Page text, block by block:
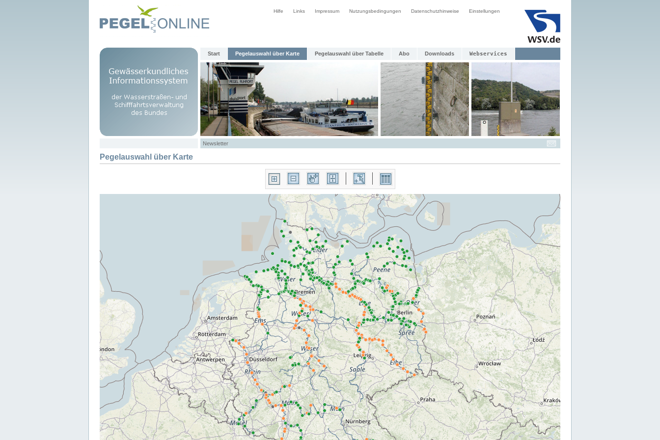
Hilfe Links Impressum Nutzungsbedingungen Datenschutzhinweise Einstellungen
Start Pegelauswahl über Karte Pegelauswahl über Tabelle Abo Downloads Webservices
Newsletter
Pegelauswahl über Karte